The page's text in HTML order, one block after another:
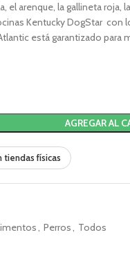
el arenque, la gallineta roja,
Kentucky DogStar
está garantizado
AGREGAR AL
tiendas físicas
, Perros, Todos